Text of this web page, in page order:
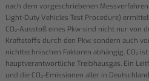
nach dem vorgeschriebenen
Light-Duty Vehicles Test Procedure)
CO₂-Ausstoß eines Pkw sind nicht nur von
Kraftstoffs durch den Pkw, sondern auch
nichttechnischen Faktoren abhängig. CO₂
hauptverantwortliche Treibhausgas. Ein
und die CO₂-Emissionen aller in